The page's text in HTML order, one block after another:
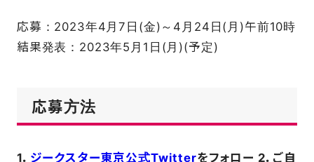
応募：2023年4月7日(金)～4月24日(月)午前10時
結果発表：2023年5月1日(月)(予定)
応募方法
1． ジークスター東京公式Twitterをフォロー 2．ご自